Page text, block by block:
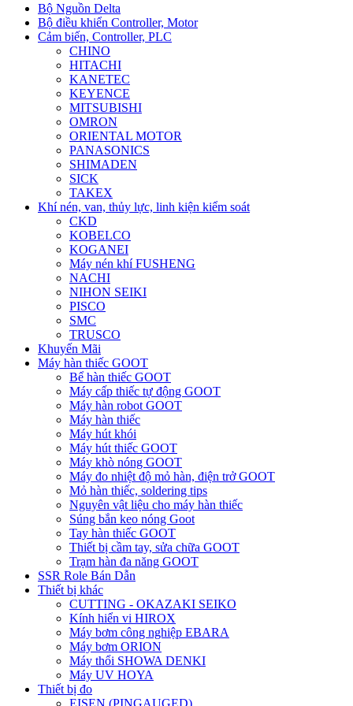
Bộ Nguồn Delta
Bộ điều khiển Controller, Motor
Cảm biến, Controller, PLC
CHINO
HITACHI
KANETEC
KEYENCE
MITSUBISHI
OMRON
ORIENTAL MOTOR
PANASONICS
SHIMADEN
SICK
TAKEX
Khí nén, van, thủy lực, linh kiện kiểm soát
CKD
KOBELCO
KOGANEI
Máy nén khí FUSHENG
NACHI
NIHON SEIKI
PISCO
SMC
TRUSCO
Khuyến Mãi
Máy hàn thiếc GOOT
Bể hàn thiếc GOOT
Máy cấp thiếc tự động GOOT
Máy hàn robot GOOT
Máy hàn thiếc
Máy hút khói
Máy hút thiếc GOOT
Máy khò nóng GOOT
Máy đo nhiệt độ mỏ hàn, điện trở GOOT
Mỏ hàn thiếc, soldering tips
Nguyên vật liệu cho máy hàn thiếc
Súng bắn keo nóng Goot
Tay hàn thiếc GOOT
Thiết bị cầm tay, sửa chữa GOOT
Trạm hàn đa năng GOOT
SSR Role Bán Dẫn
Thiết bị khác
CUTTING - OKAZAKI SEIKO
Kính hiển vi HIROX
Máy bơm công nghiệp EBARA
Máy bơm ORION
Máy thổi SHOWA DENKI
Máy UV HOYA
Thiết bị đo
EISEN (PINGAUGED)